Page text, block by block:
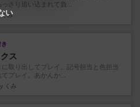
さり追い込まれて負...
み
ス
に取り出してプレイ。記号担当と色担当
プレイ。あかんか...
くみ
い